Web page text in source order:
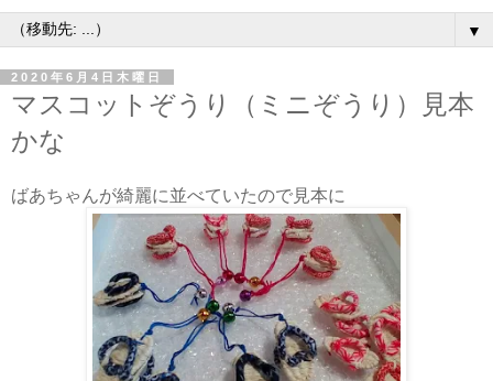
▼
2020年6月4日木曜日
マスコットぞうり（ミニぞうり）見本
かな
ばあちゃんが綺麗に並べていたので見本に